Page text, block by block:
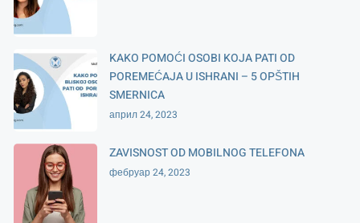
KAKO POMOĆI OSOBI KOJA PATI OD
POREMEĆAJA U ISHRANI – 5 OPŠTIH
SMERNICA
април 24, 2023
ZAVISNOST OD MOBILNOG TELEFONA
фебруар 24, 2023